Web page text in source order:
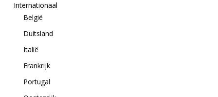
Internationaal
België
Duitsland
Italië
Frankrijk
Portugal